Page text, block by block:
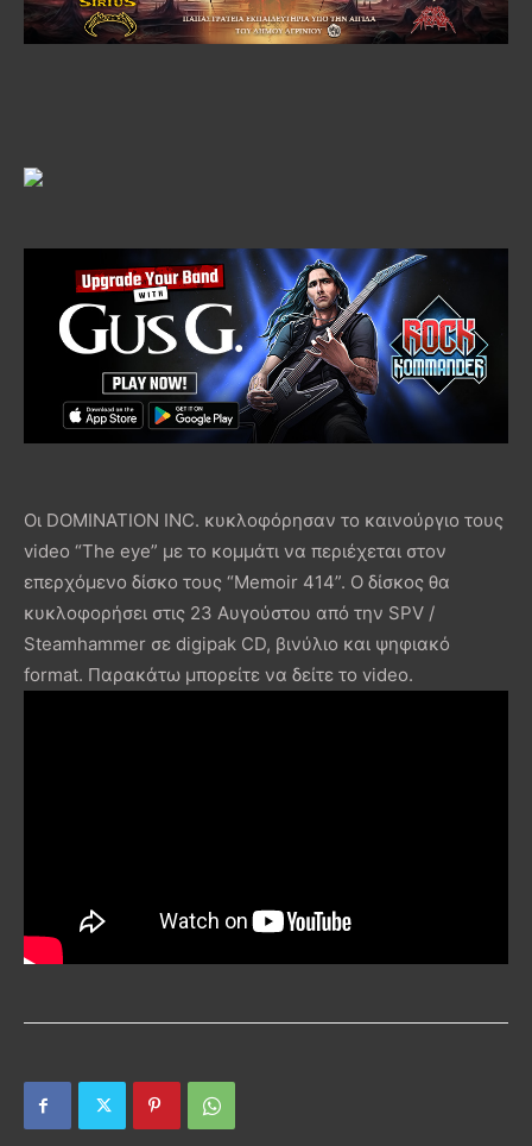
Οι DOMINATION INC. κυκλοφόρησαν το καινούργιο τους
video “The eye” με το κομμάτι να περιέχεται στον
επερχόμενο δίσκο τους “Memoir 414”. Ο δίσκος θα
κυκλοφορήσει στις 23 Αυγούστου από την SPV /
Steamhammer σε digipak CD, βινύλιο και ψηφιακό
format. Παρακάτω μπορείτε να δείτε το video.